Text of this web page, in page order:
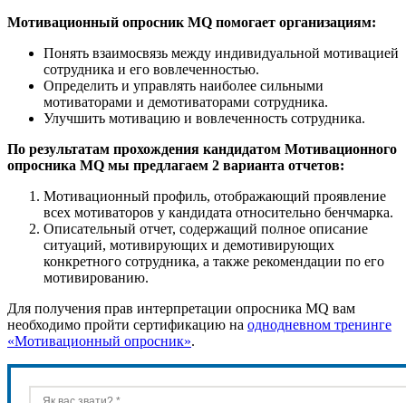
Мотивационный опросник MQ помогает организациям:
Понять взаимосвязь между индивидуальной мотивацией
сотрудника и его вовлеченностью.
Определить и управлять наиболее сильными
мотиваторами и демотиваторами сотрудника.
Улучшить мотивацию и вовлеченность сотрудника.
По результатам прохождения кандидатом Мотивационного
опросника MQ мы предлагаем 2 варианта отчетов:
Мотивационный профиль, отображающий проявление
всех мотиваторов у кандидата относительно бенчмарка.
Описательный отчет, содержащий полное описание
ситуаций, мотивирующих и демотивирующих
конкретного сотрудника, а также рекомендации по его
мотивированию.
Для получения прав интерпретации опросника MQ вам
необходимо пройти сертификацию на однодневном тренинге
«Мотивационный опросник».